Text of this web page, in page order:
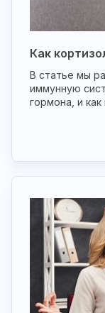
Как
В статье мы
иммунную
гормона, и